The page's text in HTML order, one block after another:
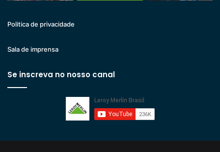
Politica de privacidade
Sala de imprensa
Se inscreva no nosso canal